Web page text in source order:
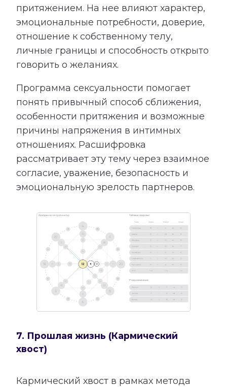
притяжением. На нее влияют характер,
эмоциональные потребности, доверие,
отношение к собственному телу,
личные границы и способность открыто
говорить о желаниях.
Программа сексуальности помогает
понять привычный способ сближения,
особенности притяжения и возможные
причины напряжения в интимных
отношениях. Расшифровка
рассматривает эту тему через взаимное
согласие, уважение, безопасность и
эмоциональную зрелость партнеров.
7. Прошлая жизнь (Кармический
хвост)
Кармический хвост в рамках метода